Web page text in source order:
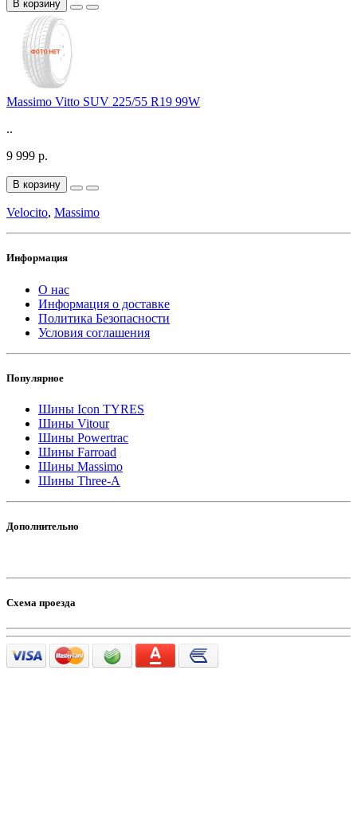
В корзину
Massimo Vitto SUV 225/55 R19 99W
..
9 999 р.
В корзину
Velocito, Massimo
Информация
О нас
Информация о доставке
Политика Безопасности
Условия соглашения
Популярное
Шины Icon TYRES
Шины Vitour
Шины Powertrac
Шины Farroad
Шины Massimo
Шины Three-A
Дополнительно
Схема проезда